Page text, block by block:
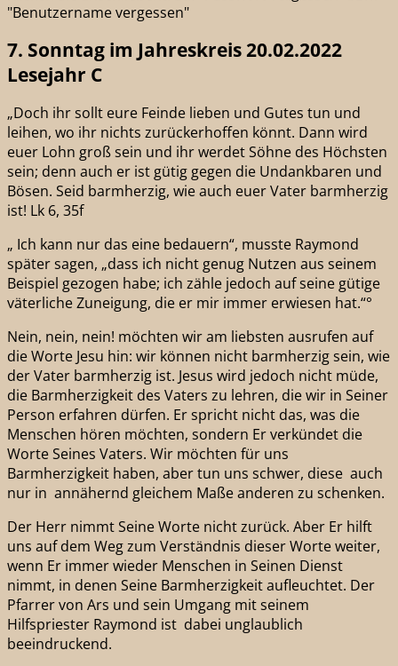
"Benutzername vergessen"
7. Sonntag im Jahreskreis 20.02.2022
Lesejahr C
„Doch ihr sollt eure Feinde lieben und Gutes tun und
leihen, wo ihr nichts zurückerhoffen könnt. Dann wird
euer Lohn groß sein und ihr werdet Söhne des Höchsten
sein; denn auch er ist gütig gegen die Undankbaren und
Bösen. Seid barmherzig, wie auch euer Vater barmherzig
ist! Lk 6, 35f
„ Ich kann nur das eine bedauern“, musste Raymond
später sagen, „dass ich nicht genug Nutzen aus seinem
Beispiel gezogen habe; ich zähle jedoch auf seine gütige
väterliche Zuneigung, die er mir immer erwiesen hat.“°
Nein, nein, nein! möchten wir am liebsten ausrufen auf
die Worte Jesu hin: wir können nicht barmherzig sein, wie
der Vater barmherzig ist. Jesus wird jedoch nicht müde,
die Barmherzigkeit des Vaters zu lehren, die wir in Seiner
Person erfahren dürfen. Er spricht nicht das, was die
Menschen hören möchten, sondern Er verkündet die
Worte Seines Vaters. Wir möchten für uns
Barmherzigkeit haben, aber tun uns schwer, diese auch
nur in annähernd gleichem Maße anderen zu schenken.
Der Herr nimmt Seine Worte nicht zurück. Aber Er hilft
uns auf dem Weg zum Verständnis dieser Worte weiter,
wenn Er immer wieder Menschen in Seinen Dienst
nimmt, in denen Seine Barmherzigkeit aufleuchtet. Der
Pfarrer von Ars und sein Umgang mit seinem
Hilfspriester Raymond ist dabei unglaublich
beeindruckend.